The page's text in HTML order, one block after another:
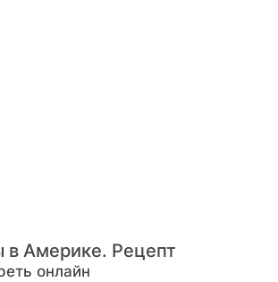
в Америке. Рецепт
онлайн